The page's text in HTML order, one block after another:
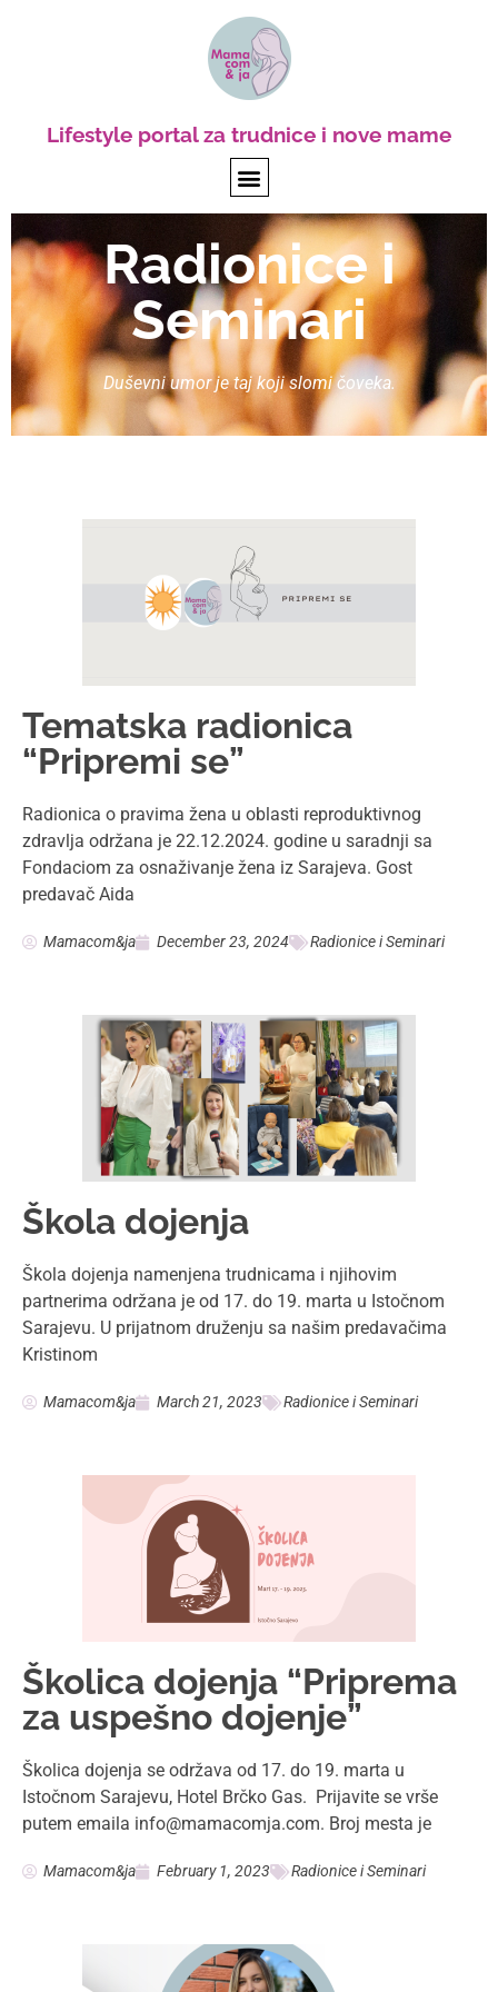
Lifestyle portal za trudnice i nove mame
Radionice i
Seminari
Duševni umor je taj koji slomi čoveka.
Tematska radionica
“Pripremi se”
Radionica o pravima žena u oblasti reproduktivnog
zdravlja održana je 22.12.2024. godine u saradnji sa
Fondaciom za osnaživanje žena iz Sarajeva. Gost
predavač Aida
Mamacom&ja December 23, 2024 Radionice i Seminari
Škola dojenja
Škola dojenja namenjena trudnicama i njihovim
partnerima održana je od 17. do 19. marta u Istočnom
Sarajevu. U prijatnom druženju sa našim predavačima
Kristinom
Mamacom&ja March 21, 2023 Radionice i Seminari
Školica dojenja “Priprema
za uspešno dojenje”
Školica dojenja se održava od 17. do 19. marta u
Istočnom Sarajevu, Hotel Brčko Gas. Prijavite se vrše
putem emaila info@mamacomja.com. Broj mesta je
Mamacom&ja February 1, 2023 Radionice i Seminari